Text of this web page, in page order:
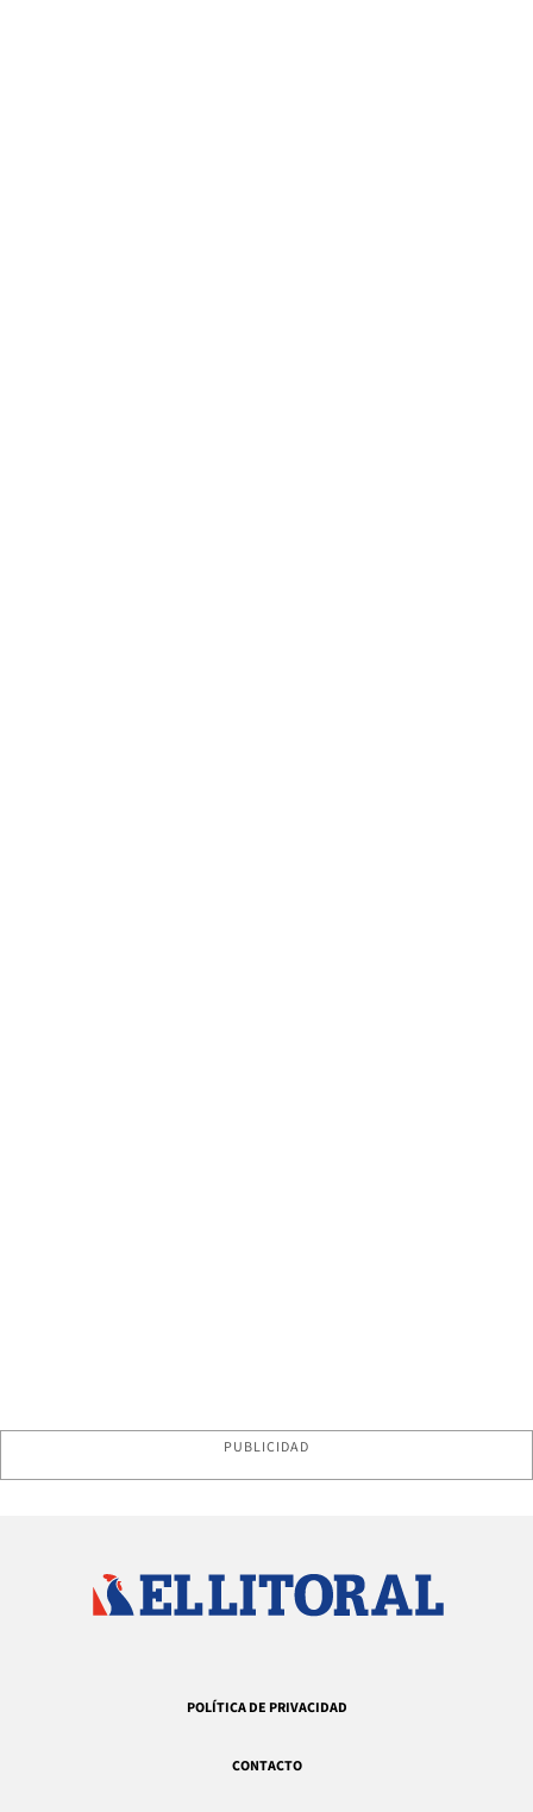
PUBLICIDAD
POLÍTICA DE PRIVACIDAD
CONTACTO